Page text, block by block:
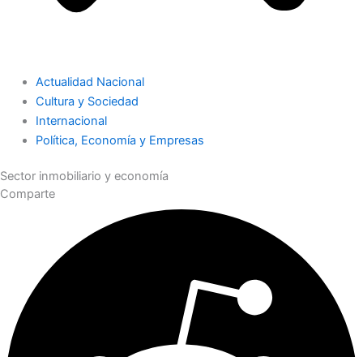
Actualidad Nacional
Cultura y Sociedad
Internacional
Política, Economía y Empresas
Sector inmobiliario y economía
Comparte